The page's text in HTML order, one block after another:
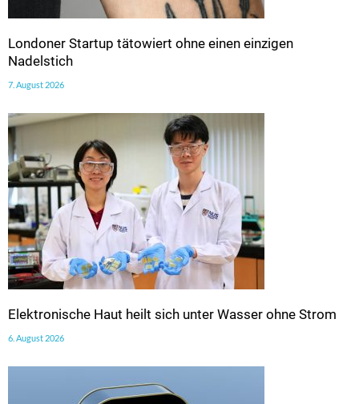
Londoner Startup tätowiert ohne einen einzigen
Nadelstich
7. August 2026
Elektronische Haut heilt sich unter Wasser ohne Strom
6. August 2026